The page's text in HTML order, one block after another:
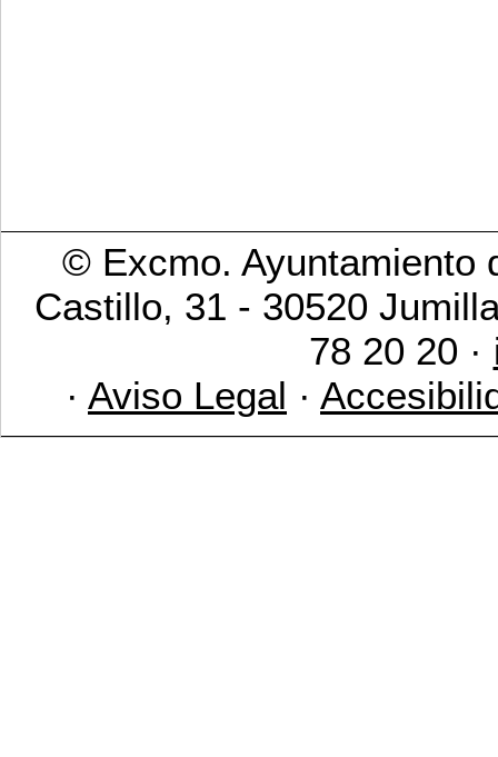
© Excmo. Ayuntamiento
Castillo, 31 - 30520
78 20 20 ·
· Aviso Legal ·